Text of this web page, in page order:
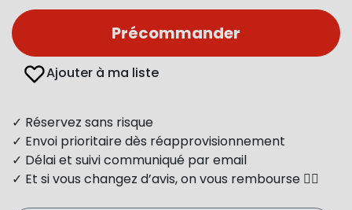
Précommander
Ajouter à ma liste
✓ Réservez sans risque
✓ Envoi prioritaire dès réapprovisionnement
✓ Délai et suivi communiqué par email
✓ Et si vous changez d’avis, on vous rembourse 👍🏻